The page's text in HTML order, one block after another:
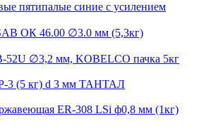
пятипалые синие с усилением
ОК 46.00 ∅3.0 мм (5,3кг)
52U ∅3,2 мм, KOBELCO пачка 5кг
3 (5 кг) d 3 мм ТАНТАЛ
ER-308 LSi ф0,8 мм (1кг)